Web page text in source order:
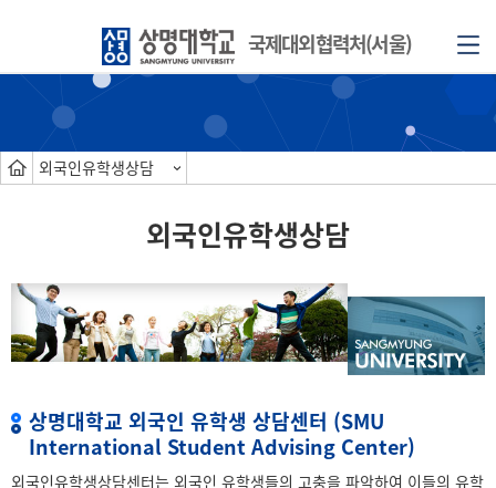
국제대외협력처(서울)
외국인유학생상담
외국인유학생상담
상명대학교 외국인 유학생 상담센터 (SMU
International Student Advising Center)
외국인유학생상담센터는 외국인 유학생들의 고충을 파악하여 이들의 유학